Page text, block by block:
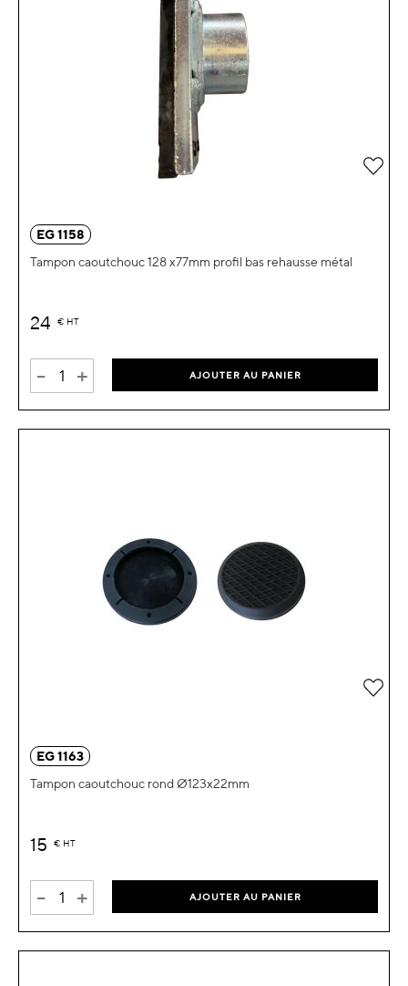
EG 1158
Tampon caoutchouc 128 x77mm profil bas rehausse métal
24 € HT
- + AJOUTER AU PANIER
EG 1163
Tampon caoutchouc rond Ø123x22mm
15 € HT
- + AJOUTER AU PANIER